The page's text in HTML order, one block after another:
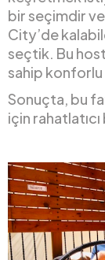
bir seçimdir
City’de
seçtik. Bu
sahip konforlu
Sonuçta, bu
için